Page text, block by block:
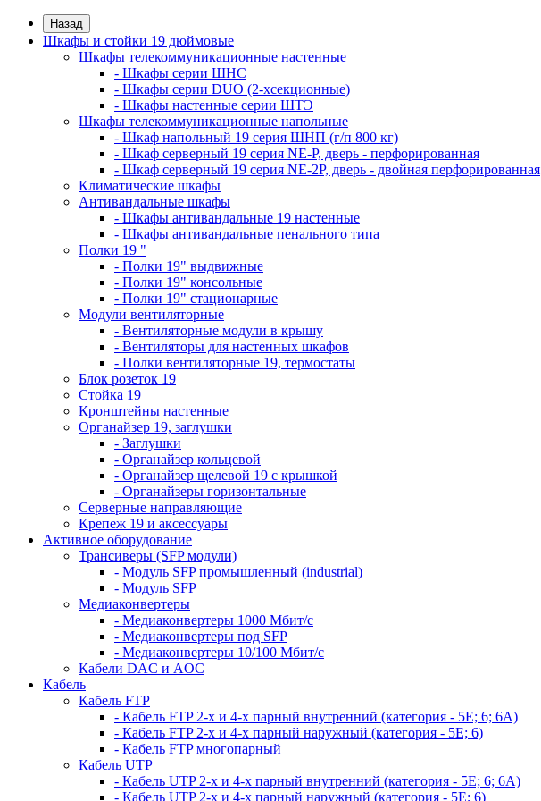
Назад
Шкафы и стойки 19 дюймовые
Шкафы телекоммуникационные настенные
- Шкафы серии ШНС
- Шкафы серии DUO (2-хсекционные)
- Шкафы настенные серии ШТЭ
Шкафы телекоммуникационные напольные
- Шкаф напольный 19 серия ШНП (г/п 800 кг)
- Шкаф серверный 19 серия NE-P, дверь - перфорированная
- Шкаф серверный 19 серия NE-2P, дверь - двойная перфорированная
Климатические шкафы
Антивандальные шкафы
- Шкафы антивандальные 19 настенные
- Шкафы антивандальные пенального типа
Полки 19 "
- Полки 19" выдвижные
- Полки 19" консольные
- Полки 19" стационарные
Модули вентиляторные
- Вентиляторные модули в крышу
- Вентиляторы для настенных шкафов
- Полки вентиляторные 19, термостаты
Блок розеток 19
Стойка 19
Кронштейны настенные
Органайзер 19, заглушки
- Заглушки
- Органайзер кольцевой
- Органайзер щелевой 19 с крышкой
- Органайзеры горизонтальные
Серверные направляющие
Крепеж 19 и аксессуары
Активное оборудование
Трансиверы (SFP модули)
- Модуль SFP промышленный (industrial)
- Модуль SFP
Медиаконвертеры
- Медиаконвертеры 1000 Мбит/с
- Медиаконвертеры под SFP
- Медиаконвертеры 10/100 Мбит/с
Кабели DAC и AOC
Кабель
Кабель FTP
- Кабель FTP 2-х и 4-х парный внутренний (категория - 5Е; 6; 6А)
- Кабель FTP 2-х и 4-х парный наружный (категория - 5Е; 6)
- Кабель FTP многопарный
Кабель UTP
- Кабель UTP 2-х и 4-х парный внутренний (категория - 5Е; 6; 6А)
- Кабель UTP 2-х и 4-х парный наружный (категория - 5Е; 6)